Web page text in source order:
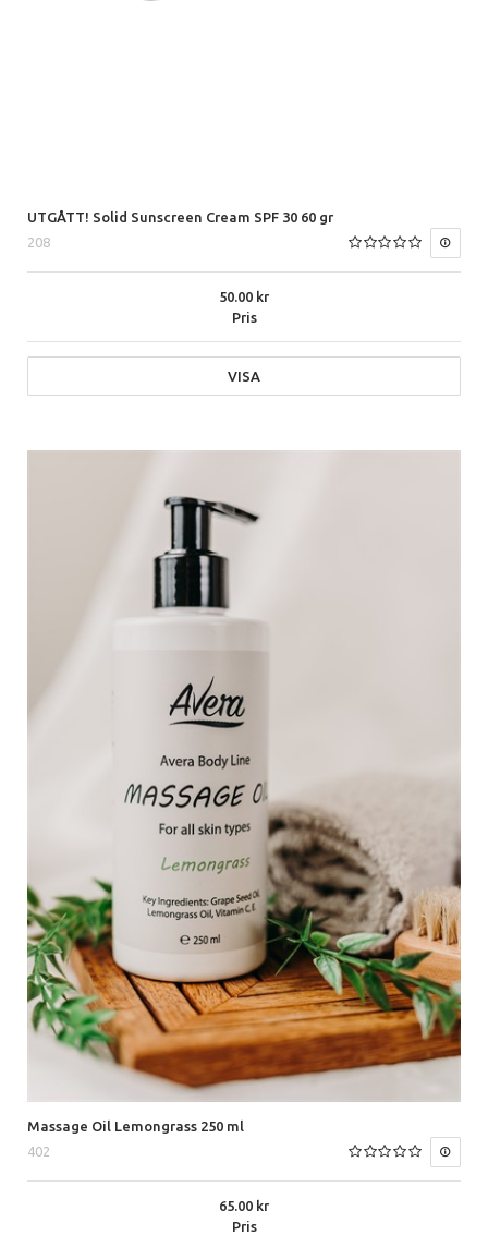
UTGÅTT! Solid Sunscreen Cream SPF 30 60 gr
208
Pris
50.00
VISA
Massage Oil Lemongrass 250 ml
402
Pris
65.00